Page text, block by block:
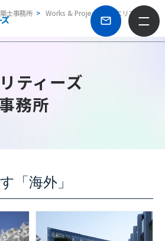
士事務所 Works & Projects
エリア別
ティーズ
務所
「海外」